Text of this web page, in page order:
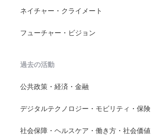
ネイチャー・クライメート
フューチャー・ビジョン
過去の活動
公共政策・経済・金融
デジタルテクノロジー・モビリティ・保険
社会保障・ヘルスケア・働き方・社会価値